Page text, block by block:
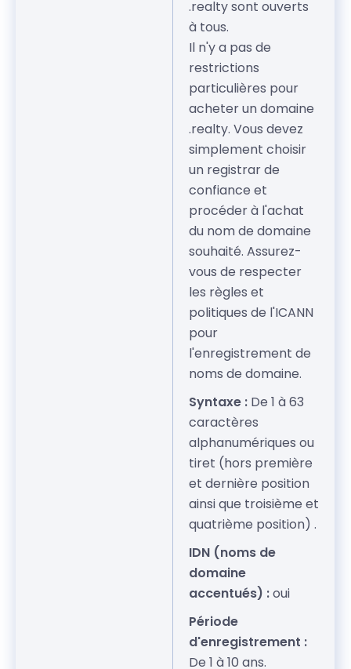
.realty sont ouverts
à tous.
Il n'y a pas de
restrictions
particulières pour
acheter un domaine
.realty. Vous devez
simplement choisir
un registrar de
confiance et
procéder à l'achat
du nom de domaine
souhaité. Assurez-
vous de respecter
les règles et
politiques de l'ICANN
pour
l'enregistrement de
noms de domaine.
Syntaxe : De 1 à 63
caractères
alphanumériques ou
tiret (hors première
et dernière position
ainsi que troisième et
quatrième position) .
IDN (noms de
domaine
accentués) :oui
Période
d'enregistrement :
De 1 à 10 ans.